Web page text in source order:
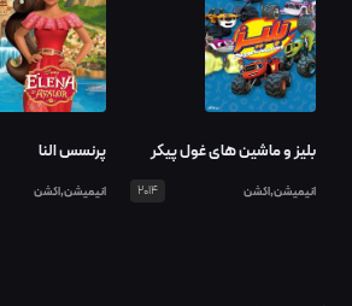
بلیز و ماشین های غول پیکر
انیمیشن,اکشن 2014
پرنسس النا
انیمیشن,اکشن